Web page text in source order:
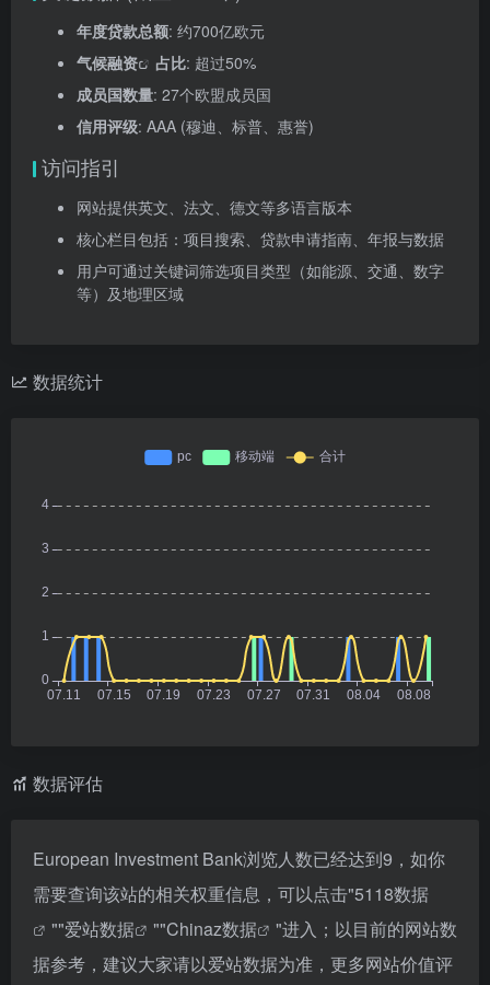
年度贷款总额: 约700亿欧元
气候融资
占比: 超过50%
成员国数量: 27个欧盟成员国
信用评级: AAA (穆迪、标普、惠誉)
访问指引
网站提供英文、法文、德文等多语言版本
核心栏目包括：项目搜索、贷款申请指南、年报与数据
用户可通过关键词筛选项目类型（如能源、交通、数字
等）及地理区域
数据统计
数据评估
European Investment Bank浏览人数已经达到9，如你
需要查询该站的相关权重信息，可以点击"5118数据
""爱站数据 ""Chinaz数据
"进入；以目前的网站数
据参考，建议大家请以爱站数据为准，更多网站价值评